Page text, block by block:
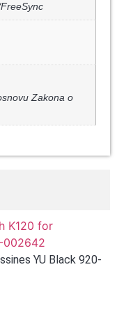
Zakona o
YU Black 920-